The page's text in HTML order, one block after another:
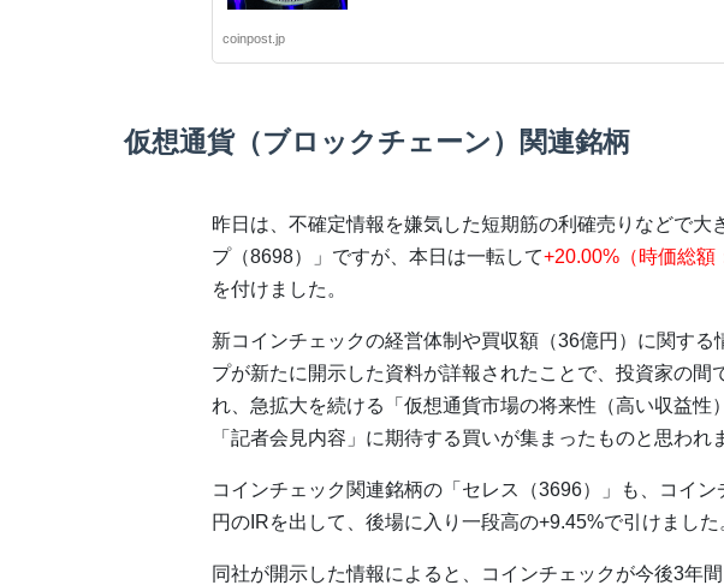
coinpost.jp
仮想通貨（ブロックチェーン）関連銘柄
昨日は、不確定情報を嫌気した短期筋の利確売りなどで大
プ（8698）」ですが、本日は一転して+20.00%（時価総額
を付けました。
新コインチェックの経営体制や買収額（36億円）に関する
プが新たに開示した資料が詳報されたことで、投資家の間
れ、急拡大を続ける「仮想通貨市場の将来性（高い収益性
「記者会見内容」に期待する買いが集まったものと思われ
コインチェック関連銘柄の「セレス（3696）」も、コイ
円のIRを出して、後場に入り一段高の+9.45%で引けました
同社が開示した情報によると、コインチェックが今後3年